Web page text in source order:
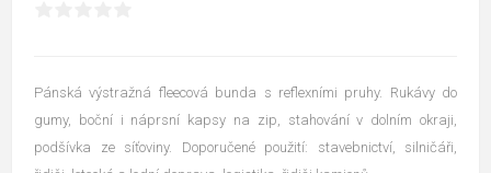
Pánská výstražná fleecová bunda s reflexními pruhy. Rukávy do
gumy, boční i náprsní kapsy na zip, stahování v dolním okraji,
podšívka ze síťoviny. Doporučené použití: stavebnictví, silničáři,